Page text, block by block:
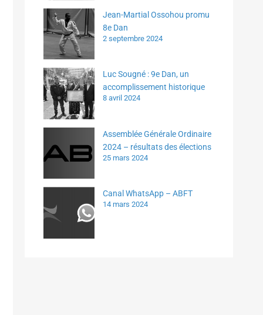
Jean-Martial Ossohou promu
8e Dan
2 septembre 2024
Luc Sougné : 9e Dan, un
accomplissement historique
8 avril 2024
Assemblée Générale Ordinaire
2024 – résultats des élections
25 mars 2024
Canal WhatsApp – ABFT
14 mars 2024